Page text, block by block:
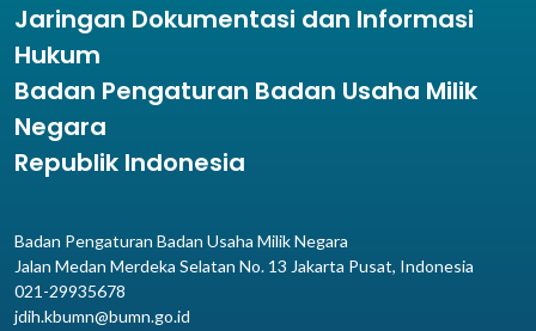
Jaringan Dokumentasi dan Informasi
Hukum
Badan Pengaturan Badan Usaha Milik
Negara
Republik Indonesia
Badan Pengaturan Badan Usaha Milik Negara
Jalan Medan Merdeka Selatan No. 13 Jakarta Pusat, Indonesia
021-29935678
jdih.kbumn@bumn.go.id